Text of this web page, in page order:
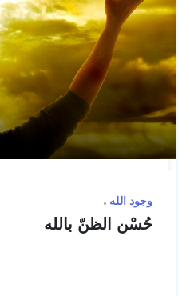
وجود الله
حُسْن الظنّ بالله